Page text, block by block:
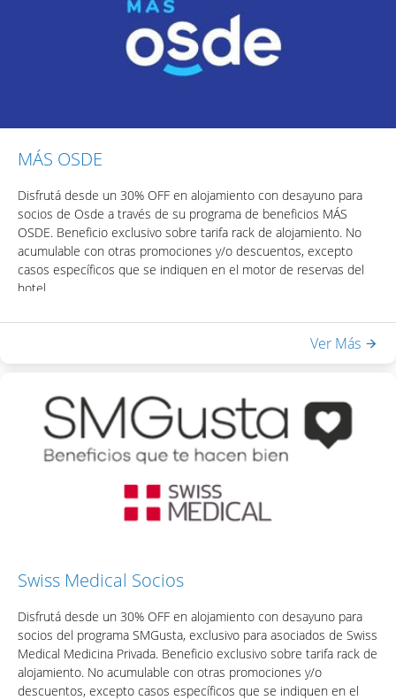
MÁS OSDE
Disfrutá desde un 30% OFF en alojamiento con desayuno para
socios de Osde a través de su programa de beneficios MÁS
OSDE. Beneficio exclusivo sobre tarifa rack de alojamiento. No
acumulable con otras promociones y/o descuentos, excepto
casos específicos que se indiquen en el motor de reservas del
hotel.
descuento visitando la app OSDE.
Incluye:
- Acceso a Equilibrium Spa & Health: piscina interna climatizada,
sauna seco, ducha escocesa
- WiFi en habitaciones y áreas públicas
colocando el mismo en la casilla de "Código Promocional" del
motor de reservas del hotel.
Ver Más
Swiss Medical Socios
Disfrutá desde un 30% OFF en alojamiento con desayuno para
socios del programa SMGusta, exclusivo para asociados de Swiss
Medical Medicina Privada. Beneficio exclusivo sobre tarifa rack de
alojamiento. No acumulable con otras promociones y/o
descuentos, excepto casos específicos que se indiquen en el